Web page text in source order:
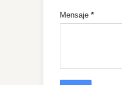
Mensaje *